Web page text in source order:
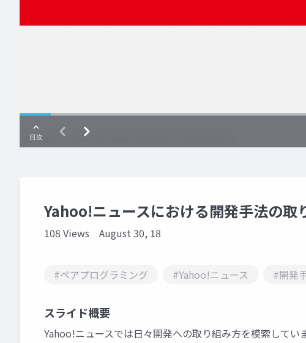
Yahoo!ニュースにおける開発手法の取
108 Views August 30, 18
#ペアプログラミング #Yahoo!ニュース #開発
スライド概要
Yahoo!ニュースでは日々開発への取り組み方を模索していま